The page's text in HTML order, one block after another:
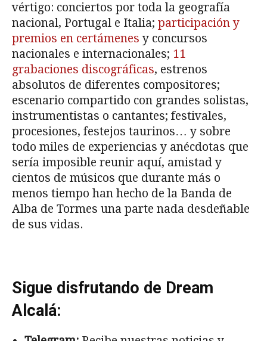
vértigo: conciertos por toda la geografía
nacional, Portugal e Italia; participación y
premios en certámenes y concursos
nacionales e internacionales; 11
grabaciones discográficas, estrenos
absolutos de diferentes compositores;
escenario compartido con grandes solistas,
instrumentistas o cantantes; festivales,
procesiones, festejos taurinos… y sobre
todo miles de experiencias y anécdotas que
sería imposible reunir aquí, amistad y
cientos de músicos que durante más o
menos tiempo han hecho de la Banda de
Alba de Tormes una parte nada desdeñable
de sus vidas.
Sigue disfrutando de Dream
Alcalá: